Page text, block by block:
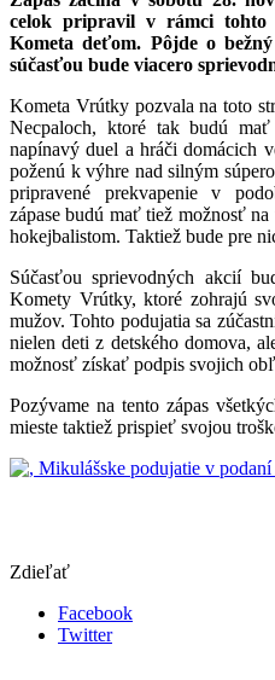
celok pripravil v rámci tohto
Kometa deťom. Pôjde o
súčasťou bude viacero
Kometa Vrútky pozvala na toto
Necpaloch, ktoré tak budú
napínavý duel a hráči domácich
poženú k výhre nad silným
pripravené prekvapenie v
zápase budú mať tiež možnosť
hokejbalistom. Taktiež bude pre
Súčasťou sprievodných akcií
Komety Vrútky, ktoré zohrajú
mužov. Tohto podujatia sa
nielen deti z detského domova,
možnosť získať podpis svojich
Pozývame na tento zápas
mieste taktiež prispieť svojou
Zdieľať
Facebook
Twitter